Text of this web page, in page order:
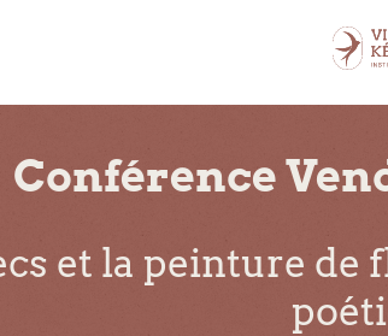
Conférence
et la peinture